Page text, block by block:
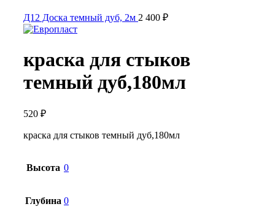
Д12 Доска темный дуб, 2м 2 400 ₽
краска для стыков
темный дуб,180мл
520 ₽
краска для стыков темный дуб,180мл
Высота 0
Глубина 0